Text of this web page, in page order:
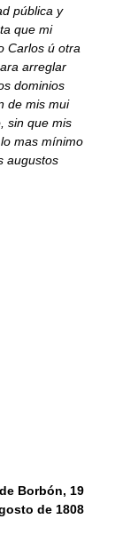
pública y
que mi
Carlos ú otra
arreglar
dominios
de mis mui
sin que mis
mas mínimo
augustos
Borbón, 19
de 1808